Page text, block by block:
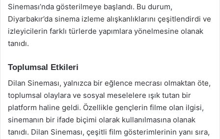
Sineması’nda gösterilmeye başlandı. Bu durum,
Diyarbakır’da sinema izleme alışkanlıklarını çeşitlendirdi ve
izleyicilerin farklı türlerde yapımlara yönelmesine olanak
tanıdı.
Toplumsal Etkileri
Dilan Sineması, yalnızca bir eğlence mecrası olmaktan öte,
toplumsal olaylara ve sosyal meselelere ışık tutan bir
platform haline geldi. Özellikle gençlerin filme olan ilgisi,
sinemanın bir ifade biçimi olarak kullanılmasına olanak
tanıdı. Dilan Sineması, çeşitli film gösterimlerinin yanı sıra,